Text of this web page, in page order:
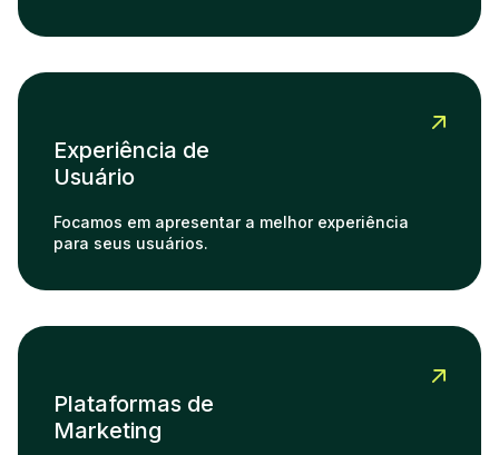
Experiência de
Usuário
Focamos em apresentar a melhor experiência
para seus usuários.
Plataformas de
Marketing